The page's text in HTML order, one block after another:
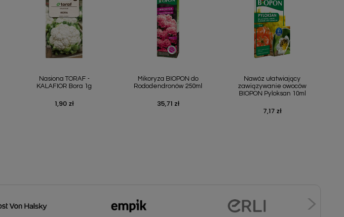
Nasiona TORAF -
KALAFIOR Bora 1g
Cena
1,90 zł
Mikoryza BIOPON do
Rododendronów 250ml
Cena
35,71 zł
Nawóz ułatwiający
zawiązywanie owoców
BIOPON Pyloksan 10ml
Cena
7,17 zł